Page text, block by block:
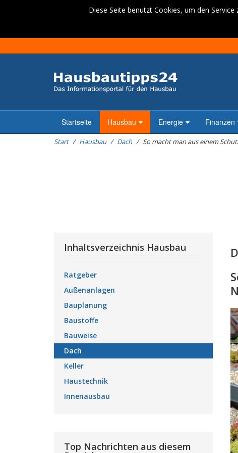
Diese Seite benutzt Cookies, um den
Startseite Hausbau Energie Finanzen
Start Hausbau Dach So macht man aus einem
Inhaltsverzeichnis Hausbau
Ratgeber
Außenanlagen
Bauplanung
Baustoffe
Bauweise
Dach
Keller
Haustechnik
Innenausbau
Top Nachrichten aus diesem